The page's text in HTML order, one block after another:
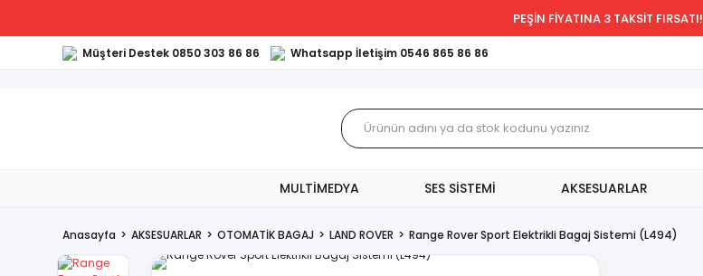
PEŞİN FİYATINA 3 TAKSİT FIRSATI!
Müşteri Destek 0850 303 86 86 Whatsapp İletişim 0546 865 86 86
MULTİMEDYA SES SİSTEMİ AKSESUARLAR
Anasayfa AKSESUARLAR OTOMATİK BAGAJ LAND ROVER Range Rover Sport Elektrikli Bagaj Sistemi (L494)